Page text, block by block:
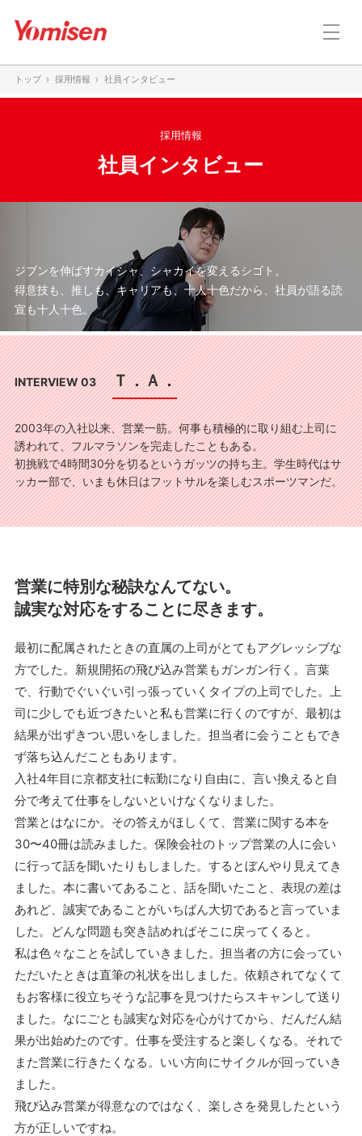
トップ 採用情報 社員インタビュー
採用情報
社員インタビュー
ジブンを伸ばすカイシャ、シャカイを変えるシゴト。
得意技も、推しも、キャリアも、十人十色だから、 社員が語る読
宣も十人十色。
INTERVIEW 03 Ｔ．Ａ．
2003年の入社以来、営業一筋。何事も積極的に取り組む上司に
誘われて、フルマラソンを完走したこともある。
初挑戦で4時間30分を切るというガッツの持ち主。学生時代はサ
ッカー部で、いまも休日はフットサルを楽しむスポーツマンだ。
営業に特別な秘訣なんてない。
誠実な対応をすることに尽きます。
最初に配属されたときの直属の上司がとてもアグレッシブな
方でした。新規開拓の飛び込み営業もガンガン行く。言葉
で、行動でぐいぐい引っ張っていくタイプの上司でした。上
司に少しでも近づきたいと私も営業に行くのですが、最初は
結果が出ずきつい思いをしました。担当者に会うこともでき
ず落ち込んだこともあります。
入社4年目に京都支社に転勤になり自由に、言い換えると自
分で考えて仕事をしないといけなくなりました。
営業とはなにか。その答えがほしくて、営業に関する本を
30〜40冊は読みました。保険会社のトップ営業の人に会い
に行って話を聞いたりもしました。するとぼんやり見えてき
ました。本に書いてあること、話を聞いたこと、表現の差は
あれど、誠実であることがいちばん大切であると言っていま
した。どんな問題も突き詰めればそこに戻ってくると。
私は色々なことを試していきました。担当者の方に会ってい
ただいたときは直筆の礼状を出しました。依頼されてなくて
もお客様に役立ちそうな記事を見つけたらスキャンして送り
ました。なにごとも誠実な対応を心がけてから、だんだん結
果が出始めたのです。仕事を受注すると楽しくなる。それで
また営業に行きたくなる。いい方向にサイクルが回っていき
ました。
飛び込み営業が得意なのではなく、楽しさを発見したという
方が正しいですね。